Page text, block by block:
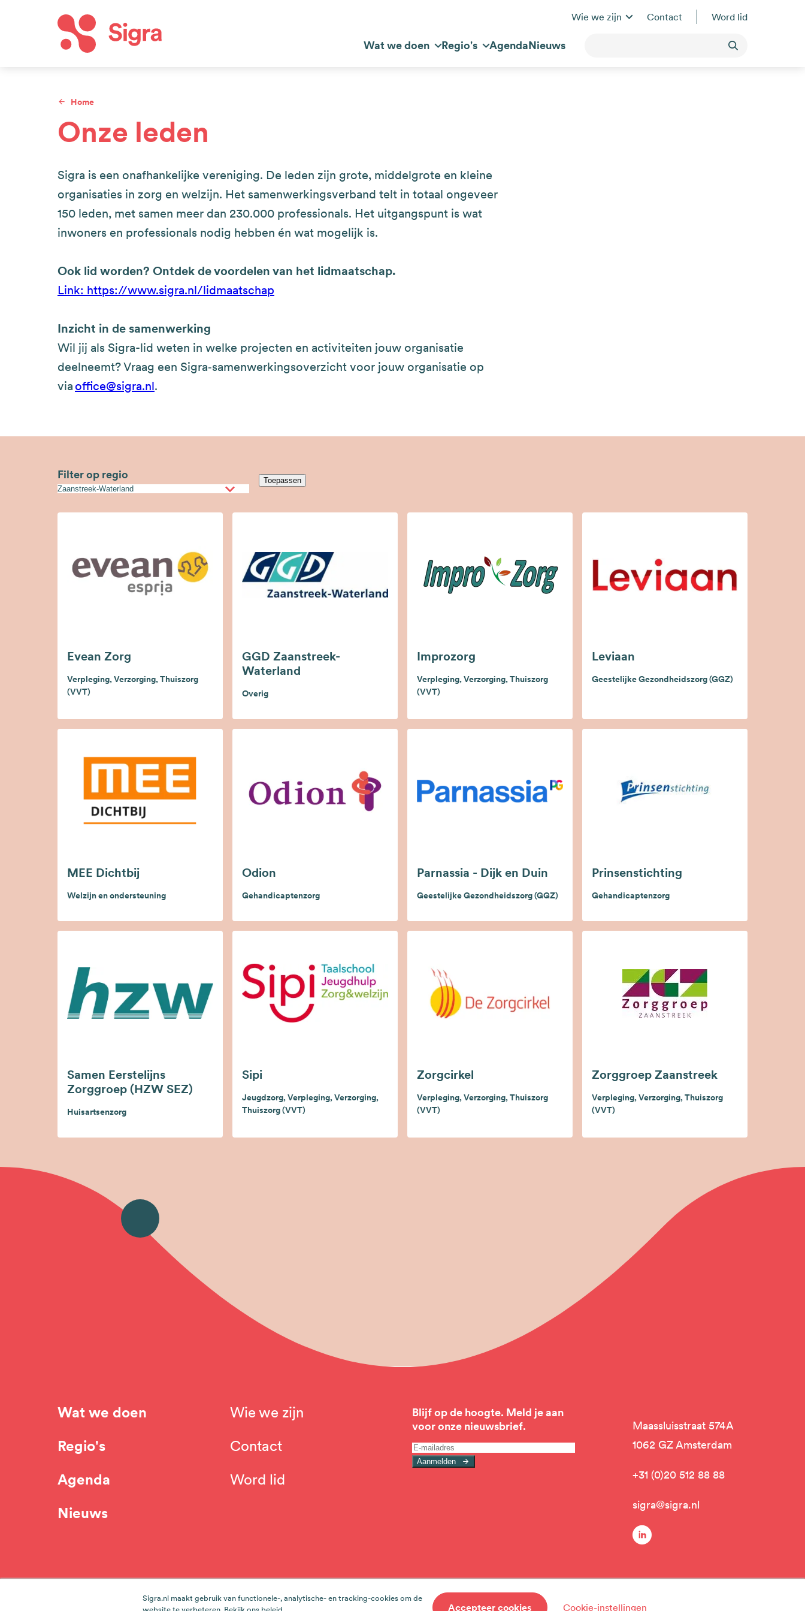
Top
Wie we zijn Contact Word lid
Wat we doen Regio's AgendaNieuws
Kruimelpad
Home
Onze leden
Sigra is een onafhankelijke vereniging. De leden zijn grote, middelgrote en kleine
organisaties in zorg en welzijn. Het samenwerkingsverband telt in totaal ongeveer
150 leden, met samen meer dan 230.000 professionals. Het uitgangspunt is wat
inwoners en professionals nodig hebben én wat mogelijk is.
Ook lid worden? Ontdek de voordelen van het lidmaatschap.
Link: https://www.sigra.nl/lidmaatschap
Inzicht in de samenwerking
Wil jij als Sigra-lid weten in welke projecten en activiteiten jouw organisatie
deelneemt? Vraag een Sigra‑samenwerkingsoverzicht voor jouw organisatie op
viaoffice@sigra.nl.
Skip
to
view
Filter op regio Toepassen
Evean Zorg
Verpleging, Verzorging, Thuiszorg
(VVT)
GGD Zaanstreek-
Waterland
Overig
Improzorg
Verpleging, Verzorging, Thuiszorg
(VVT)
Leviaan
Geestelijke Gezondheidszorg (GGZ)
MEE Dichtbij
Welzijn en ondersteuning
Odion
Gehandicaptenzorg
Parnassia - Dijk en Duin
Geestelijke Gezondheidszorg (GGZ)
Prinsenstichting
Gehandicaptenzorg
Samen Eerstelijns
Zorggroep (HZW SEZ)
Huisartsenzorg
Sipi
Jeugdzorg, Verpleging, Verzorging,
Thuiszorg (VVT)
Zorgcirkel
Verpleging, Verzorging, Thuiszorg
(VVT)
Zorggroep Zaanstreek
Verpleging, Verzorging, Thuiszorg
(VVT)
Wat we doen
Regio's
Agenda
Nieuws
Wie we zijn
Contact
Word lid
Blijf op de hoogte. Meld je aan
voor onze nieuwsbrief.
Aanmelden
Maassluisstraat 574A
1062 GZ Amsterdam
+31 (0)20 512 88 88
sigra@sigra.nl
Sigra.nl maakt gebruik van functionele-, analytische- en tracking-cookies om de
Accepteer cookies Cookie-instellingen